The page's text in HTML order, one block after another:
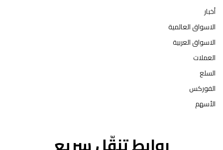
أخبار
الاسواق العالمية
الاسواق العربية
العملات
السلع
الفوركس
الأسهم